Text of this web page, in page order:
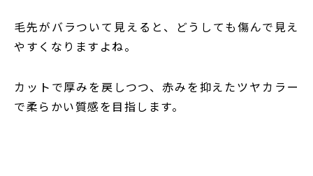
毛先がバラついて見えると、どうしても傷んで見え
やすくなりますよね。
カットで厚みを戻しつつ、赤みを抑えたツヤカラー
で柔らかい質感を目指します。